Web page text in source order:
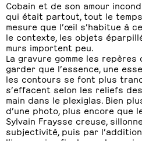
Cobain et de son amour
qui était partout, tout le
mesure que l’œil s’habitue à
le contexte, les objets
murs importent peu.
La gravure gomme les repères
garder que l’essence, une
les contours se font plus
s’effacent selon les reliefs
main dans le plexiglas. Bien
d’une photo, plus encore que
Sylvain Fraysse creuse,
subjectivité, puis par l’addition